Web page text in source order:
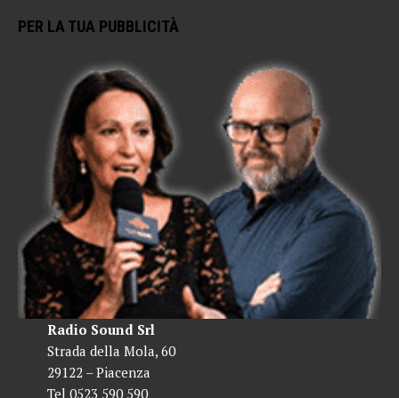
PER LA TUA PUBBLICITÀ
Radio Sound Srl
Strada della Mola, 60
29122 – Piacenza
Tel 0523 590 590